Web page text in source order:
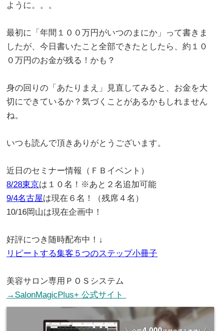
ように。。。
最初に「年間１００万円がいつのまにか」って書きま
したが、今日書いたこと全部できたとしたら、約１０
０万円のお金が残る！かも？
身の回りの「あたりまえ」見直してみると、お金を大
切にできているか？気づくことがあるかもしれません
ね。
いつも読んで頂きありがとうございます。
近日のセミナー情報（ＦＢイベント）
8/28東京は１０名！※あと２名追加可能
9/4名古屋は現在６名！（残席４名）
10/16岡山は現在企画中！
好評につき随時配布中！↓
リピートする集客５つのステップ小冊子
美容サロン専用ＰＯＳシステム
→SalonMagicPlus+ 公式サイト